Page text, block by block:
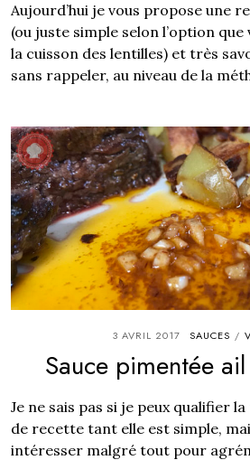
Aujourd’hui je vous propose une
(ou juste simple selon l’option
la cuisson des lentilles) et très
sans rappeler, au niveau de la
3 AVRIL 2017 SAUCES /
Sauce pimentée
Je ne sais pas si je peux qualifier
de recette tant elle est simple,
intéresser malgré tout pour